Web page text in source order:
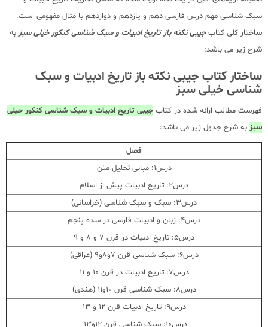
سبک شناسی مهم درس فارسی دهم و یازدهم و دوازدهم با مثال مفهومی است.
ساختار کلی کتابجیبی نکته باز تاریخ ادبیات و سبک شناسی کنکور خیلی سبزبه
شرح زیر می باشد:
ساختار کتاب جیبی نکته باز تاریخ ادبیات و سبک
شناسی خیلی سبز
فهرست مطالب ارائه شده در کتاب جیبی تاریخ ادبیات و سبک شناسی کنکور خیلی
سبز به شرح جدول زیر می باشد:
فصل
درس1: مبانی تحلیل متن
درس2: تاریخ ادبیات پیش از اسلام
درس3: سبک و سبک شناسی (خراسانی)
درس4: زبان و ادبیات فارسی در سده پنجم
درس5: تاریخ ادبیات در قرن 7 و 8 و 9
درس6: سبک شناسی قرن 7و8و9 (عراقی)
درس7: تاریخ ادبیات در قرن 10 و 11
درس8: سبک شناسی قرن 10و11 (هندی)
درس9: تاریخ ادبیات قرن 12 و 13